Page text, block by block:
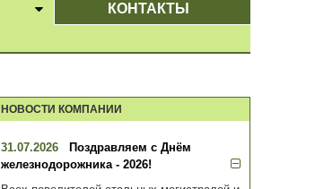
ВЫПАДАЮЩЕЕ МЕНЮ
КОНТАКТЫ
НОВОСТИ КОМПАНИИ
31.07.2026
Поздравляем с Днём
железнодорожника - 2026!